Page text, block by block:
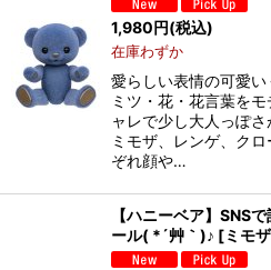
1,980円(税込)
在庫わずか
愛らしい表情の可愛
ミツ・花・花言葉を
ャレで少し大人っぽ
ミモザ、レンゲ、ク
ぞれ顔や…
【ハニーベア】SNS
ール( *´艸｀)♪ [ミモ